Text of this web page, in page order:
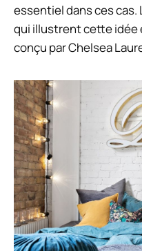
essentiel dans ces cas.
qui illustrent cette idée
conçu par Chelsea